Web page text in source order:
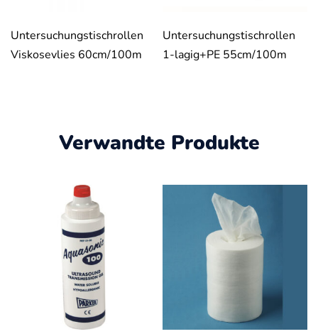
Untersuchungstischrollen
Viskosevlies 60cm/100m
Untersuchungstischrollen
1-lagig+PE 55cm/100m
Verwandte Produkte